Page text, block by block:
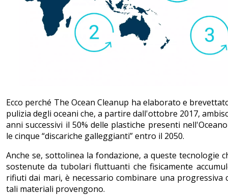
Ecco perché The Ocean Cleanup ha elaborato e
pulizia degli oceani che, a partire dall'ottobre 2017,
anni successivi il 50% delle plastiche presenti
le cinque “discariche galleggianti” entro il 2050.
Anche se, sottolinea la fondazione, a queste tecnologie
sostenute da tubolari fluttuanti che fisicamente
rifiuti dai mari, è necessario combinare una progressiva
tali materiali provengono.